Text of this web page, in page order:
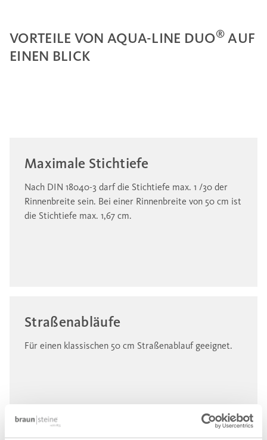
VORTEILE VON AQUA-LINE DUO® AUF
EINEN BLICK
Maximale Stichtiefe
Nach DIN 18040-3 darf die Stichtiefe max. 1 /30 der
Rinnenbreite sein. Bei einer Rinnenbreite von 50 cm ist
die Stichtiefe max. 1,67 cm.
Straßenabläufe
Für einen klassischen 50 cm Straßenablauf geeignet.